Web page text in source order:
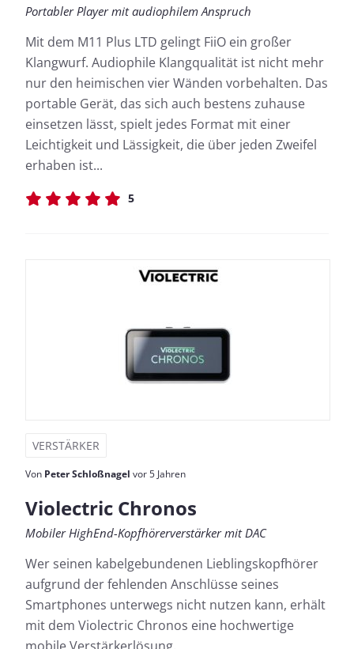
Portabler Player mit audiophilem Anspruch
Mit dem M11 Plus LTD gelingt FiiO ein großer
Klangwurf. Audiophile Klangqualität ist nicht mehr
nur den heimischen vier Wänden vorbehalten. Das
portable Gerät, das sich auch bestens zuhause
einsetzen lässt, spielt jedes Format mit einer
Leichtigkeit und Lässigkeit, die über jeden Zweifel
erhaben ist...
5
VERSTÄRKER
Von Peter Schloßnagel vor 5 Jahren
Violectric Chronos
Mobiler HighEnd-Kopfhörerverstärker mit DAC
Wer seinen kabelgebundenen Lieblingskopfhörer
aufgrund der fehlenden Anschlüsse seines
Smartphones unterwegs nicht nutzen kann, erhält
mit dem Violectric Chronos eine hochwertige